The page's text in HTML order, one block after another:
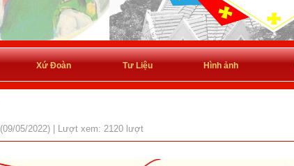
Xứ Đoàn Tư Liệu Hình ảnh
(09/05/2022) | Lượt xem: 2120 lượt